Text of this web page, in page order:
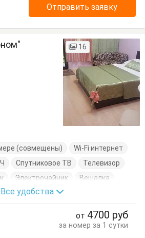
Отправить заявку
16
(совмещены)
Wi-Fi интернет
Спутниковое ТВ
Телевизор
Электрочайник
Вешалка
Журнальный столик
Шкаф
Все удобства
от 4700 руб
за номер за 1 сутки